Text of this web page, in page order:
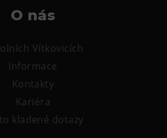
O nás
Vítkovicích
Informace
Kontakty
Kariéra
kladené dotazy